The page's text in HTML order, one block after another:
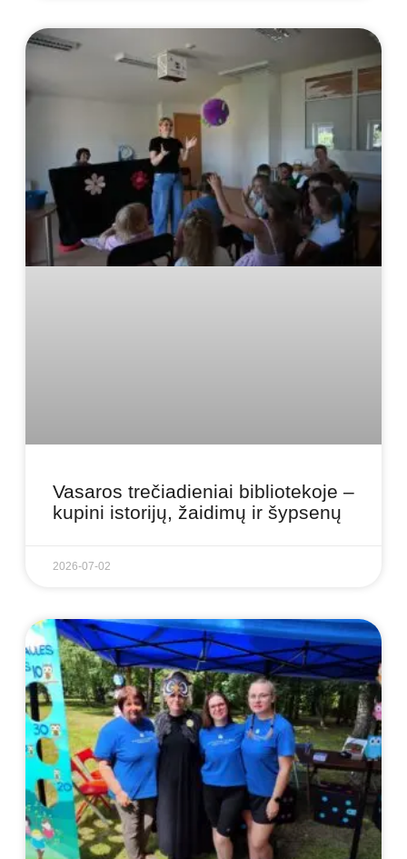
Vasaros trečiadieniai bibliotekoje –
kupini istorijų, žaidimų ir šypsenų
2026-07-02